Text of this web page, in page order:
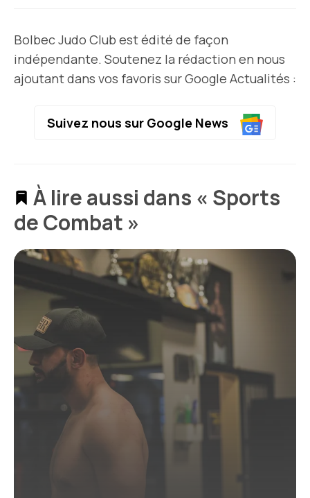
Bolbec Judo Club est édité de façon
indépendante. Soutenez la rédaction en nous
ajoutant dans vos favoris sur Google Actualités :
Suivez nous sur Google News
À lire aussi dans « Sports
de Combat »